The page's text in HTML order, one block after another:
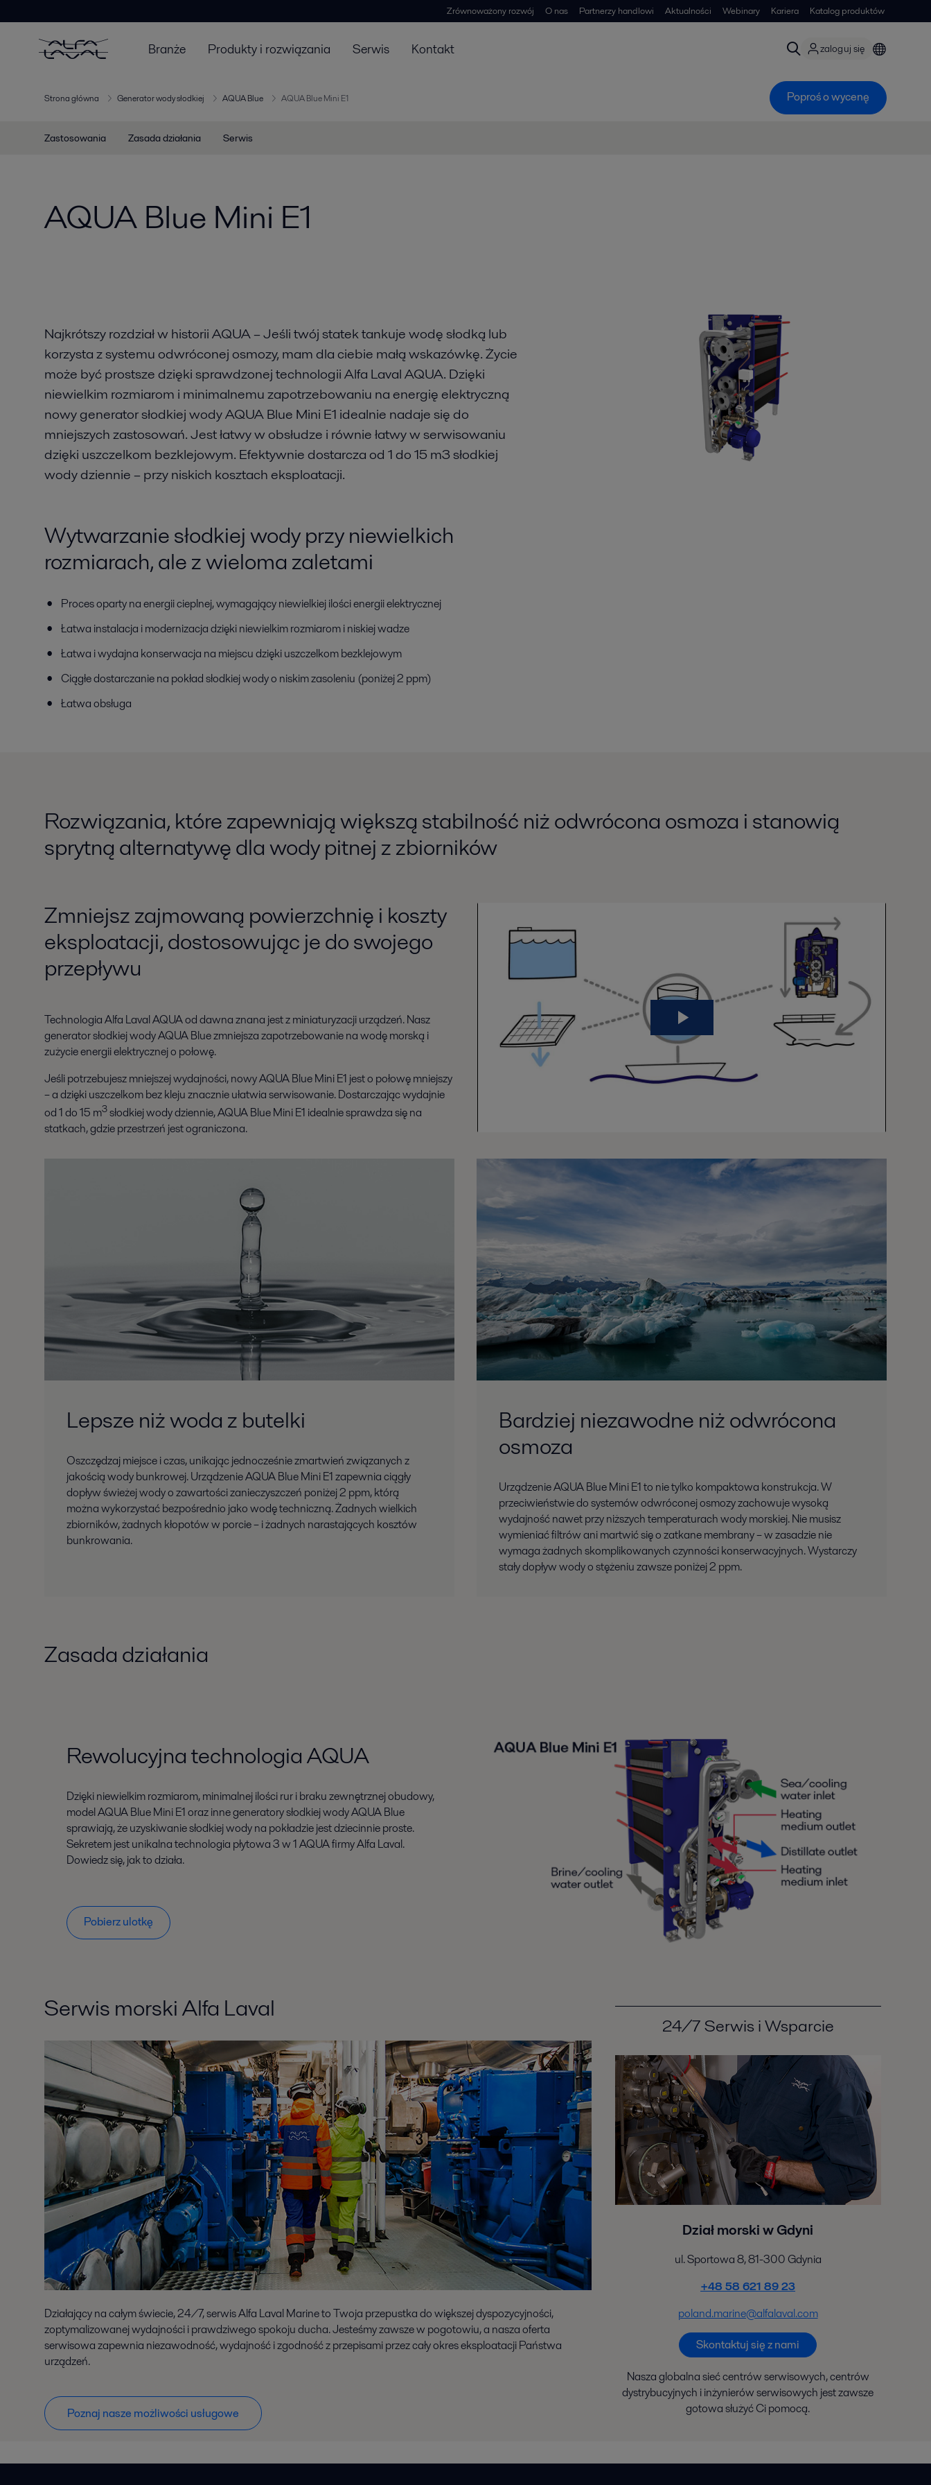
Zrównoważony rozwój O nas Partnerzy handlowi Aktualności Webinary Kariera Katalog produktów
Branże Produkty i rozwiązania Serwis Kontakt zaloguj się
Strona główna Generator wody słodkiej AQUA Blue AQUA Blue Mini E1 Poproś o wycenę
Zastosowania Zasada działania Serwis
AQUA Blue Mini E1
Najkrótszy rozdział w historii AQUA – Jeśli twój statek tankuje wodę słodką lub
korzysta z systemu odwróconej osmozy, mam dla ciebie małą wskazówkę. Życie
może być prostsze dzięki sprawdzonej technologii Alfa Laval AQUA. Dzięki
niewielkim rozmiarom i minimalnemu zapotrzebowaniu na energię elektryczną
nowy generator słodkiej wody AQUA Blue Mini E1 idealnie nadaje się do
mniejszych zastosowań. Jest łatwy w obsłudze i równie łatwy w serwisowaniu
dzięki uszczelkom bezklejowym. Efektywnie dostarcza od 1 do 15 m3 słodkiej
wody dziennie – przy niskich kosztach eksploatacji.
Wytwarzanie słodkiej wody przy niewielkich
rozmiarach, ale z wieloma zaletami
Proces oparty na energii cieplnej, wymagający niewielkiej ilości energii elektrycznej
Łatwa instalacja i modernizacja dzięki niewielkim rozmiarom i niskiej wadze
Łatwa i wydajna konserwacja na miejscu dzięki uszczelkom bezklejowym
Ciągłe dostarczanie na pokład słodkiej wody o niskim zasoleniu (poniżej 2 ppm)
Łatwa obsługa
Rozwiązania, które zapewniają większą stabilność niż odwrócona osmoza i stanowią
sprytną alternatywę dla wody pitnej z zbiorników
Zmniejsz zajmowaną powierzchnię i koszty
eksploatacji, dostosowując je do swojego
przepływu
Technologia Alfa Laval AQUA od dawna znana jest z miniaturyzacji urządzeń. Nasz
generator słodkiej wody AQUA Blue zmniejsza zapotrzebowanie na wodę morską i
zużycie energii elektrycznej o połowę.
Jeśli potrzebujesz mniejszej wydajności, nowy AQUA Blue Mini E1 jest o połowę mniejszy
– a dzięki uszczelkom bez kleju znacznie ułatwia serwisowanie. Dostarczając wydajnie
od 1 do 15 m3słodkiej wody dziennie, AQUA Blue Mini E1 idealnie sprawdza się na
statkach, gdzie przestrzeń jest ograniczona.
Lepsze niż woda z butelki
Oszczędzaj miejsce i czas, unikając jednocześnie zmartwień związanych z
jakością wody bunkrowej. Urządzenie AQUA Blue Mini E1 zapewnia ciągły
dopływ świeżej wody o zawartości zanieczyszczeń poniżej 2 ppm, którą
można wykorzystać bezpośrednio jako wodę techniczną. Żadnych wielkich
zbiorników, żadnych kłopotów w porcie – i żadnych narastających kosztów
bunkrowania.
Bardziej niezawodne niż odwrócona
osmoza
Urządzenie AQUA Blue Mini E1 to nie tylko kompaktowa konstrukcja. W
przeciwieństwie do systemów odwróconej osmozy zachowuje wysoką
wydajność nawet przy niższych temperaturach wody morskiej. Nie musisz
wymieniać filtrów ani martwić się o zatkane membrany – w zasadzie nie
wymaga żadnych skomplikowanych czynności konserwacyjnych. Wystarczy
stały dopływ wody o stężeniu zawsze poniżej 2 ppm.
Zasada działania
Rewolucyjna technologia AQUA
Dzięki niewielkim rozmiarom, minimalnej ilości rur i braku zewnętrznej obudowy,
model AQUA Blue Mini E1 oraz inne generatory słodkiej wody AQUA Blue
sprawiają, że uzyskiwanie słodkiej wody na pokładzie jest dziecinnie proste.
Sekretem jest unikalna technologia płytowa 3 w 1 AQUA firmy Alfa Laval.
Dowiedz się, jak to działa.
Pobierz ulotkę
Serwis morski Alfa Laval
Działający na całym świecie, 24/7, serwis Alfa Laval Marine to Twoja przepustka do większej dyspozycyjności,
zoptymalizowanej wydajności i prawdziwego spokoju ducha. Jesteśmy zawsze w pogotowiu, a nasza oferta
serwisowa zapewnia niezawodność, wydajność i zgodność z przepisami przez cały okres eksploatacji Państwa
urządzeń.
Poznaj nasze możliwości usługowe
24/7 Serwis i Wsparcie
Dział morski w Gdyni
ul. Sportowa 8, 81-300 Gdynia
+48 58 621 89 23
poland.marine@alfalaval.com
Skontaktuj się z nami
Nasza globalna sieć centrów serwisowych, centrów
dystrybucyjnych i inżynierów serwisowych jest zawsze
gotowa służyć Ci pomocą.